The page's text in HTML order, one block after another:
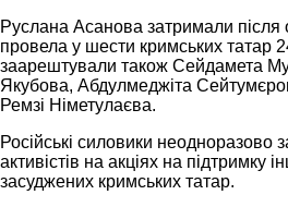
Руслана Асанова затримали після
провела у шести кримських татар
заарештували також Сейдамета
Якубова, Абдулмеджіта
Ремзі Німетулаєва.
Російські силовики неодноразово
активістів на акціях на підтримку
засуджених кримських татар.